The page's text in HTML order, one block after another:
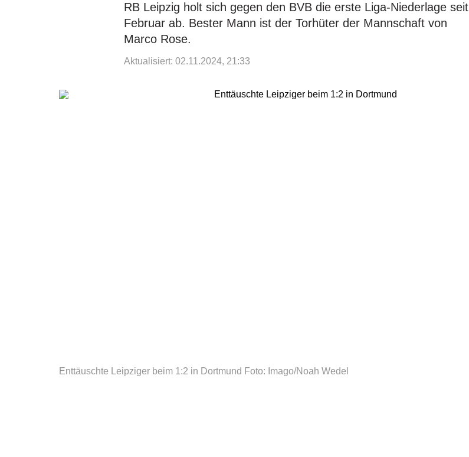
RB Leipzig holt sich gegen den BVB die erste Liga-Niederlage seit
Februar ab. Bester Mann ist der Torhüter der Mannschaft von
Marco Rose.
Aktualisiert: 02.11.2024, 21:33
Enttäuschte Leipziger beim 1:2 in Dortmund Foto: Imago/Noah Wedel